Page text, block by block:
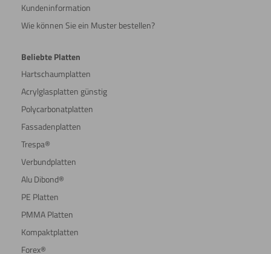
Kundeninformation
Wie können Sie ein Muster bestellen?
Beliebte Platten
Hartschaumplatten
Acrylglasplatten günstig
Polycarbonatplatten
Fassadenplatten
Trespa®
Verbundplatten
Alu Dibond®
PE Platten
PMMA Platten
Kompaktplatten
Forex®